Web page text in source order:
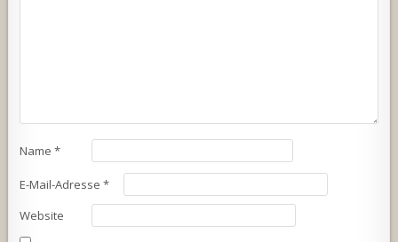
Name*
E-Mail-Adresse*
Website